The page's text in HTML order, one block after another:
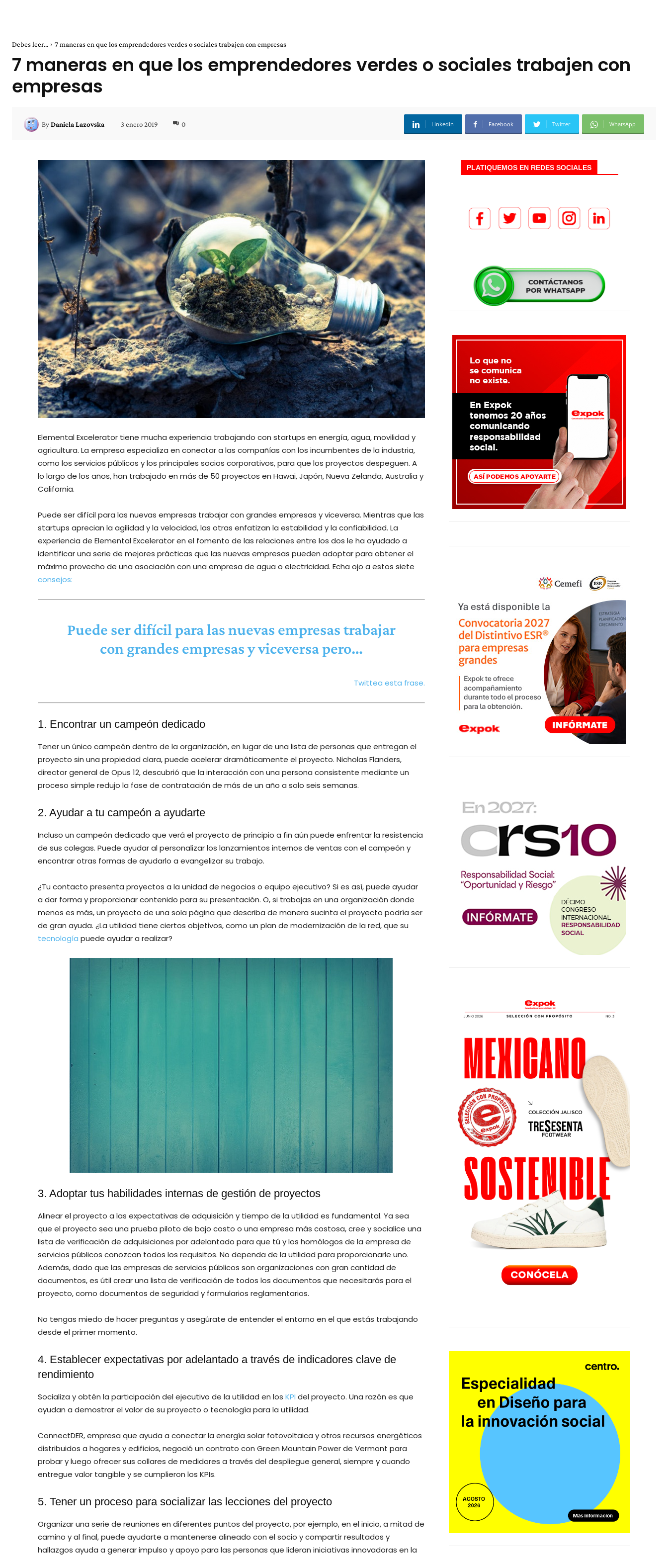
Debes leer... 7 maneras en que los emprendedores verdes o sociales trabajen con empresas
7 maneras en que los emprendedores verdes o sociales trabajen con
empresas
ByDaniela Lazovska 3 enero 2019 0 Linkedin Facebook Twitter WhatsApp
Elemental Excelerator tiene mucha experiencia trabajando con startups en energía, agua, movilidad y
agricultura. La empresa especializa en conectar a las compañías con los incumbentes de la industria,
como los servicios públicos y los principales socios corporativos, para que los proyectos despeguen. A
lo largo de los años, han trabajado en más de 50 proyectos en Hawai, Japón, Nueva Zelanda, Australia y
California.
Puede ser difícil para las nuevas empresas trabajar con grandes empresas y viceversa. Mientras que las
startups aprecian la agilidad y la velocidad, las otras enfatizan la estabilidad y la confiabilidad. La
experiencia de Elemental Excelerator en el fomento de las relaciones entre los dos le ha ayudado a
identificar una serie de mejores prácticas que las nuevas empresas pueden adoptar para obtener el
máximo provecho de una asociación con una empresa de agua o electricidad. Echa ojo a estos siete
consejos:
Puede ser difícil para las nuevas empresas trabajar
con grandes empresas y viceversa pero…
Twittea esta frase.
1. Encontrar un campeón dedicado
Tener un único campeón dentro de la organización, en lugar de una lista de personas que entregan el
proyecto sin una propiedad clara, puede acelerar dramáticamente el proyecto. Nicholas Flanders,
director general de Opus 12, descubrió que la interacción con una persona consistente mediante un
proceso simple redujo la fase de contratación de más de un año a solo seis semanas.
2. Ayudar a tu campeón a ayudarte
Incluso un campeón dedicado que verá el proyecto de principio a fin aún puede enfrentar la resistencia
de sus colegas. Puede ayudar al personalizar los lanzamientos internos de ventas con el campeón y
encontrar otras formas de ayudarlo a evangelizar su trabajo.
¿Tu contacto presenta proyectos a la unidad de negocios o equipo ejecutivo? Si es así, puede ayudar
a dar forma y proporcionar contenido para su presentación. O, si trabajas en una organización donde
menos es más, un proyecto de una sola página que describa de manera sucinta el proyecto podría ser
de gran ayuda. ¿La utilidad tiene ciertos objetivos, como un plan de modernización de la red, que su
tecnología puede ayudar a realizar?
3. Adoptar tus habilidades internas de gestión de proyectos
Alinear el proyecto a las expectativas de adquisición y tiempo de la utilidad es fundamental. Ya sea
que el proyecto sea una prueba piloto de bajo costo o una empresa más costosa, cree y socialice una
lista de verificación de adquisiciones por adelantado para que tú y los homólogos de la empresa de
servicios públicos conozcan todos los requisitos. No dependa de la utilidad para proporcionarle uno.
Además, dado que las empresas de servicios públicos son organizaciones con gran cantidad de
documentos, es útil crear una lista de verificación de todos los documentos que necesitarás para el
proyecto, como documentos de seguridad y formularios reglamentarios.
No tengas miedo de hacer preguntas y asegúrate de entender el entorno en el que estás trabajando
desde el primer momento.
4. Establecer expectativas por adelantado a través de indicadores clave de
rendimiento
Socializa y obtén la participación del ejecutivo de la utilidad en los KPI del proyecto. Una razón es que
ayudan a demostrar el valor de su proyecto o tecnología para la utilidad.
ConnectDER, empresa que ayuda a conectar la energía solar fotovoltaica y otros recursos energéticos
distribuidos a hogares y edificios, negoció un contrato con Green Mountain Power de Vermont para
probar y luego ofrecer sus collares de medidores a través del despliegue general, siempre y cuando
entregue valor tangible y se cumplieron los KPIs.
5. Tener un proceso para socializar las lecciones del proyecto
Organizar una serie de reuniones en diferentes puntos del proyecto, por ejemplo, en el inicio, a mitad de
camino y al final, puede ayudarte a mantenerse alineado con el socio y compartir resultados y
hallazgos ayuda a generar impulso y apoyo para las personas que lideran iniciativas innovadoras en la
PLATIQUEMOS EN REDES SOCIALES